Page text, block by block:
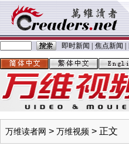
即时新闻 焦点新闻
万维读者网 > 万维视频 > 正文